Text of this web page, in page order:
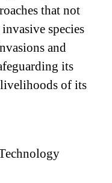
that not
species
and
its
of its